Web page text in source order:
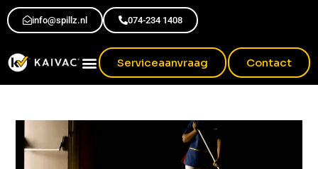
info@spillz.nl 074-234 1408
Serviceaanvraag Contact